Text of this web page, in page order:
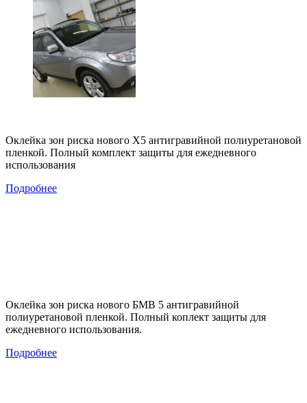
Оклейка зон риска нового Х5 антигравийной полиуретановой
пленкой. Полный комплект защиты для ежедневного
использования
Подробнее
Оклейка зон риска нового БМВ 5 антигравийной
полиуретановой пленкой. Полный коплект защиты для
ежедневного использования.
Подробнее